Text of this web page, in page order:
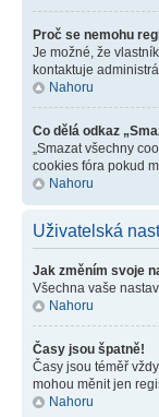
Proč se nemohu
Je možné, že
kontaktuje
Nahoru
Co dělá odkaz
„Smazat všechny
cookies fóra pokud
Nahoru
Uživatelská
Jak změním svoje
Všechna vaše
Nahoru
Časy jsou špatně!
Časy jsou téměř
mohou měnit jen
Nahoru